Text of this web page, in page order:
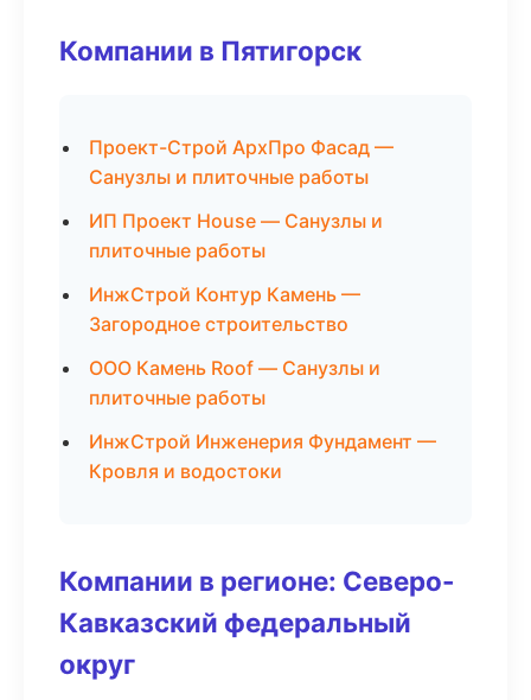
Компании в Пятигорск
Проект-Строй АрхПро Фасад —
Санузлы и плиточные работы
ИП Проект House — Санузлы и
плиточные работы
ИнжСтрой Контур Камень —
Загородное строительство
ООО Камень Roof — Санузлы и
плиточные работы
ИнжСтрой Инженерия Фундамент —
Кровля и водостоки
Компании в регионе: Северо-
Кавказский федеральный
округ